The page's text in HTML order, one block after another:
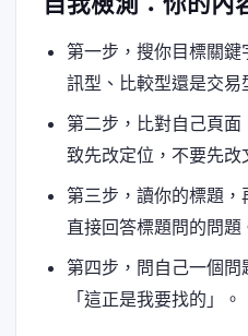
第一步，搜你目標關
訊型、比較型還是交易
第二步，比對自己頁
致先改定位，不要先改
第三步，讀你的標題
直接回答標題問的問題
第四步，問自己一個
「這正是我要找的」。